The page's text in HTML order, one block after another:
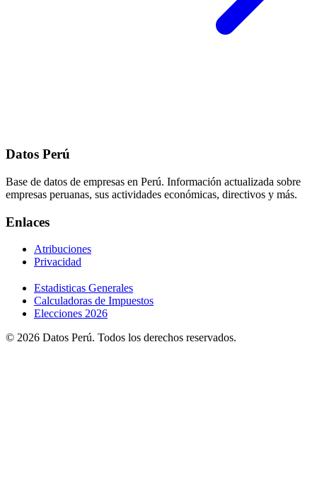
Datos Perú
Base de datos de empresas en Perú. Información actualizada sobre
empresas peruanas, sus actividades económicas, directivos y más.
Enlaces
Atribuciones
Privacidad
Estadisticas Generales
Calculadoras de Impuestos
Elecciones 2026
© 2026 Datos Perú. Todos los derechos reservados.